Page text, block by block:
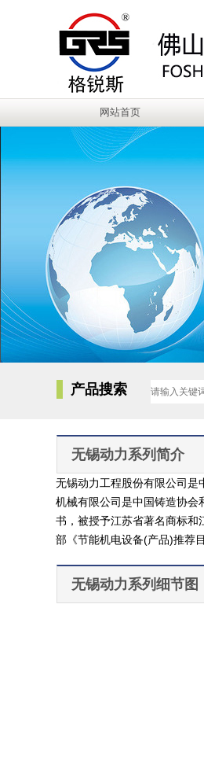
网站首页
产品搜索
无锡动力系列简介
无锡动力工程股份有限公司是
机械有限公司是中国铸造协会
书，被授予江苏省著名商标和
部《节能机电设备(产品)推荐
无锡动力系列细节图